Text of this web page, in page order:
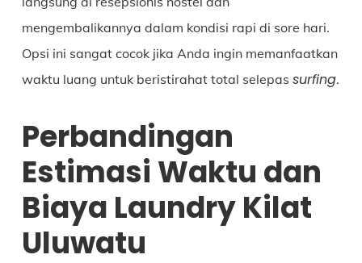
mengembalikannya dalam kondisi rapi di sore hari.
Opsi ini sangat cocok jika Anda ingin memanfaatkan
waktu luang untuk beristirahat total selepas surfing.
Perbandingan
Estimasi Waktu dan
Biaya Laundry Kilat
Uluwatu